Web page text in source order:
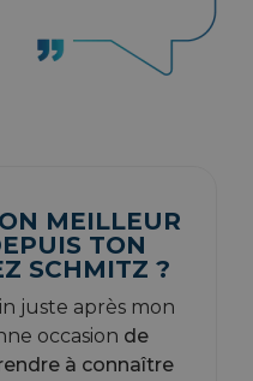
MEILLEUR
TON
SCHMITZ ?
juste après mon
occasion de
à connaître